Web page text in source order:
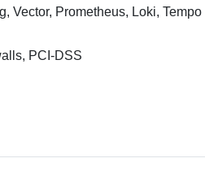
Vector, Prometheus, Loki, Tempo
PCI-DSS